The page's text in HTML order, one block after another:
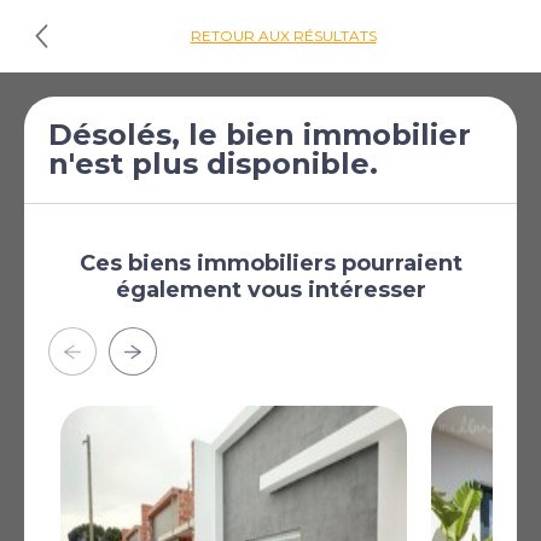
RETOUR AUX RÉSULTATS
Cliquez ici pour
les plans d'étages
à vendre à Torre
Pacheco Town
Torre Pacheco Town,
Murcie, Région de
Murcie, Espagne
[£344 694]
Maisons de 3 chambres à Roldán, situées dans un
quartier résidentiel calme de la commune de Torre
Pacheco, offrant un équilibre idéal entre confort,
intimité et accessibilité. À seulement 15 minutes de
l’aéroport international de Murcie et à quelques
Désolés, le bien immobilier
n'est plus disponible.
Ces biens immobiliers pourraient
également vous intéresser